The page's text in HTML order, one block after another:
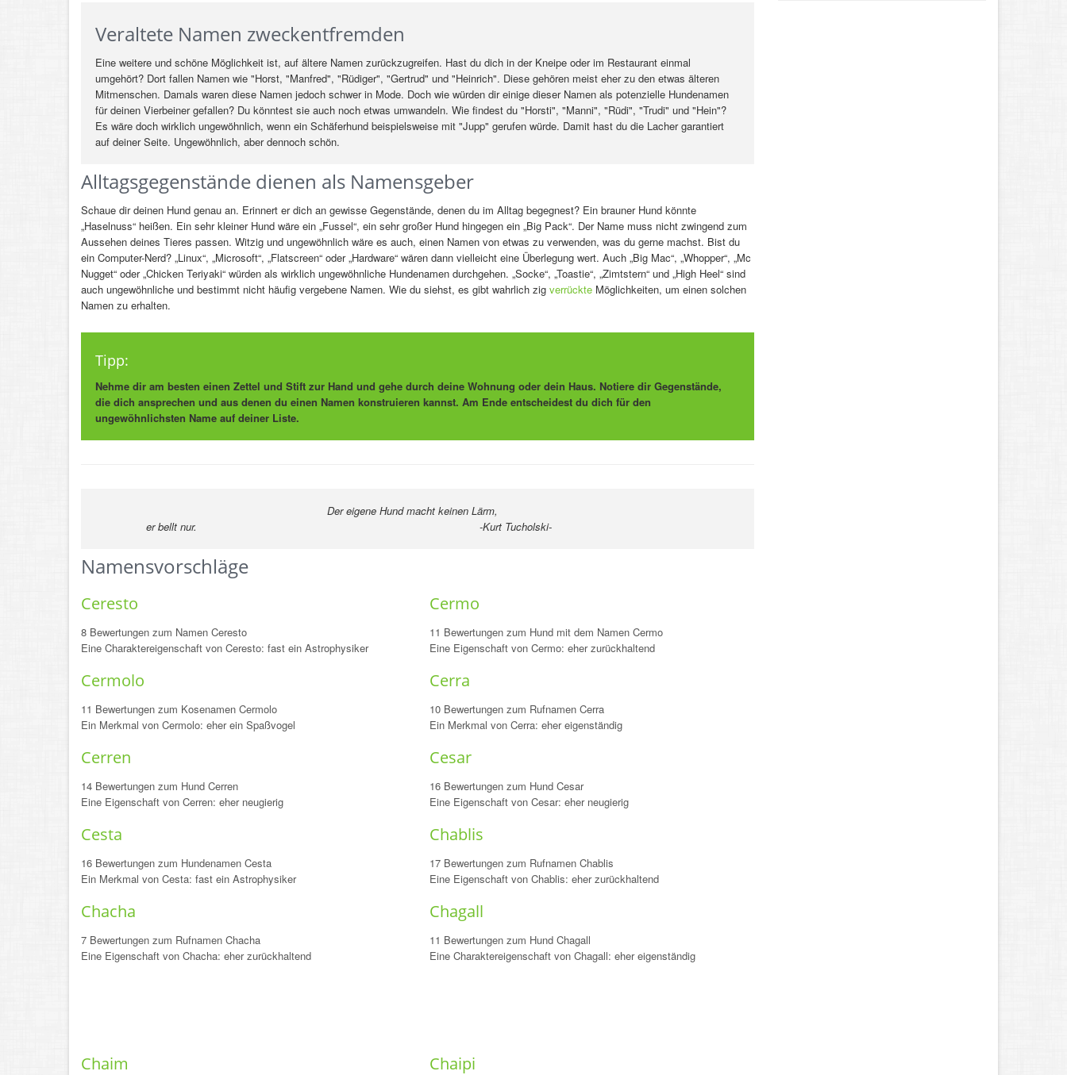
Veraltete Namen zweckentfremden
Eine weitere und schöne Möglichkeit ist, auf ältere Namen zurückzugreifen. Hast du dich in der Kneipe oder im Restaurant einmal
umgehört? Dort fallen Namen wie "Horst, "Manfred", "Rüdiger", "Gertrud" und "Heinrich". Diese gehören meist eher zu den etwas älteren
Mitmenschen. Damals waren diese Namen jedoch schwer in Mode. Doch wie würden dir einige dieser Namen als potenzielle Hundenamen
für deinen Vierbeiner gefallen? Du könntest sie auch noch etwas umwandeln. Wie findest du "Horsti", "Manni", "Rüdi", "Trudi" und "Hein"?
Es wäre doch wirklich ungewöhnlich, wenn ein Schäferhund beispielsweise mit "Jupp" gerufen würde. Damit hast du die Lacher garantiert
auf deiner Seite. Ungewöhnlich, aber dennoch schön.
Alltagsgegenstände dienen als Namensgeber
Schaue dir deinen Hund genau an. Erinnert er dich an gewisse Gegenstände, denen du im Alltag begegnest? Ein brauner Hund könnte
„Haselnuss“ heißen. Ein sehr kleiner Hund wäre ein „Fussel“, ein sehr großer Hund hingegen ein „Big Pack“. Der Name muss nicht zwingend zum
Aussehen deines Tieres passen. Witzig und ungewöhnlich wäre es auch, einen Namen von etwas zu verwenden, was du gerne machst. Bist du
ein Computer-Nerd? „Linux“, „Microsoft“, „Flatscreen“ oder „Hardware“ wären dann vielleicht eine Überlegung wert. Auch „Big Mac“, „Whopper“, „Mc
Nugget“ oder „Chicken Teriyaki“ würden als wirklich ungewöhnliche Hundenamen durchgehen. „Socke“, „Toastie“, „Zimtstern“ und „High Heel“ sind
auch ungewöhnliche und bestimmt nicht häufig vergebene Namen. Wie du siehst, es gibt wahrlich zig verrückte Möglichkeiten, um einen solchen
Namen zu erhalten.
Tipp:
Nehme dir am besten einen Zettel und Stift zur Hand und gehe durch deine Wohnung oder dein Haus. Notiere dir Gegenstände,
die dich ansprechen und aus denen du einen Namen konstruieren kannst. Am Ende entscheidest du dich für den
ungewöhnlichsten Name auf deiner Liste.
Der eigene Hund macht keinen Lärm,
er bellt nur.
-Kurt Tucholski-
Namensvorschläge
Ceresto
8 Bewertungen zum Namen Ceresto
Eine Charaktereigenschaft von Ceresto: fast ein Astrophysiker
Cermo
11 Bewertungen zum Hund mit dem Namen Cermo
Eine Eigenschaft von Cermo: eher zurückhaltend
Cermolo
11 Bewertungen zum Kosenamen Cermolo
Ein Merkmal von Cermolo: eher ein Spaßvogel
Cerra
10 Bewertungen zum Rufnamen Cerra
Ein Merkmal von Cerra: eher eigenständig
Cerren
14 Bewertungen zum Hund Cerren
Eine Eigenschaft von Cerren: eher neugierig
Cesar
16 Bewertungen zum Hund Cesar
Eine Eigenschaft von Cesar: eher neugierig
Cesta
16 Bewertungen zum Hundenamen Cesta
Ein Merkmal von Cesta: fast ein Astrophysiker
Chablis
17 Bewertungen zum Rufnamen Chablis
Eine Eigenschaft von Chablis: eher zurückhaltend
Chacha
7 Bewertungen zum Rufnamen Chacha
Eine Eigenschaft von Chacha: eher zurückhaltend
Chagall
11 Bewertungen zum Hund Chagall
Eine Charaktereigenschaft von Chagall: eher eigenständig
Chaim Chaipi